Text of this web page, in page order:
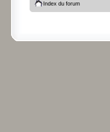
Index du forum